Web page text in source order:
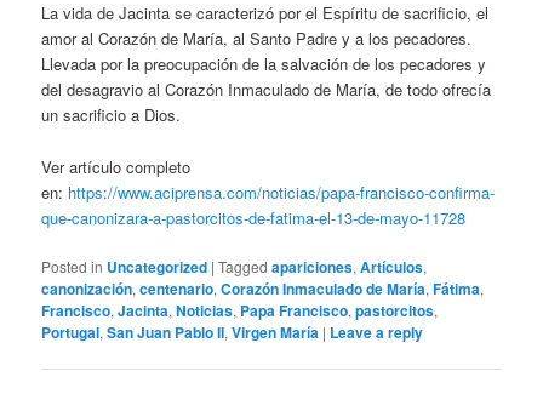
La vida de Jacinta se caracterizó por el Espíritu de sacrificio, el
amor al Corazón de María, al Santo Padre y a los pecadores.
Llevada por la preocupación de la salvación de los pecadores y
del desagravio al Corazón Inmaculado de María, de todo ofrecía
un sacrificio a Dios.
Ver artículo completo
en: https://www.aciprensa.com/noticias/papa-francisco-confirma-
que-canonizara-a-pastorcitos-de-fatima-el-13-de-mayo-11728
Posted in Uncategorized |Tagged apariciones,Artículos,
canonización,centenario,Corazón Inmaculado de María,Fátima,
Francisco,Jacinta,Noticias, Papa Francisco,pastorcitos,
Portugal,San Juan Pablo II,Virgen María | Leave a reply